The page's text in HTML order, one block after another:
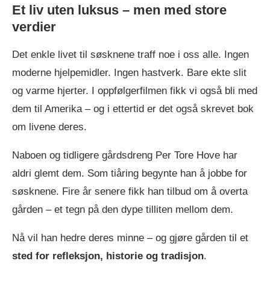
Et liv uten luksus – men med store
verdier
Det enkle livet til søsknene traff noe i oss alle. Ingen
moderne hjelpemidler. Ingen hastverk. Bare ekte slit
og varme hjerter. I oppfølgerfilmen fikk vi også bli med
dem til Amerika – og i ettertid er det også skrevet bok
om livene deres.
Naboen og tidligere gårdsdreng Per Tore Hove har
aldri glemt dem. Som tiåring begynte han å jobbe for
søsknene. Fire år senere fikk han tilbud om å overta
gården – et tegn på den dype tilliten mellom dem.
Nå vil han hedre deres minne – og gjøre gården til et
sted for refleksjon, historie og tradisjon.